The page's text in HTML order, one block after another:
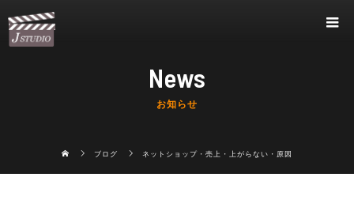
News
お知らせ
ブログ ネットショップ・売上・上がらない・原因